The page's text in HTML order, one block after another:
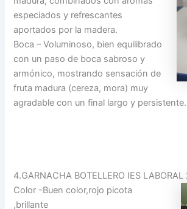
especiados y refrescantes
aportados por la madera.
Boca – Voluminoso, bien equilibrado
con un paso de boca sabroso y
armónico, mostrando sensación de
fruta madura (cereza, mora) muy
agradable con un final largo y persistente.
4.GARNACHA BOTELLERO IES LABORAL
Color -Buen color,rojo picota
,brillante